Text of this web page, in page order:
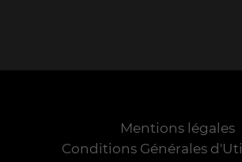
Mentions légales
Conditions Générales